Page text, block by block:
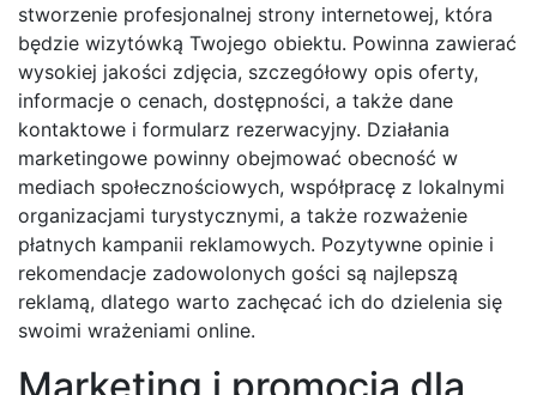
stworzenie profesjonalnej strony internetowej, która
będzie wizytówką Twojego obiektu. Powinna zawierać
wysokiej jakości zdjęcia, szczegółowy opis oferty,
informacje o cenach, dostępności, a także dane
kontaktowe i formularz rezerwacyjny. Działania
marketingowe powinny obejmować obecność w
mediach społecznościowych, współpracę z lokalnymi
organizacjami turystycznymi, a także rozważenie
płatnych kampanii reklamowych. Pozytywne opinie i
rekomendacje zadowolonych gości są najlepszą
reklamą, dlatego warto zachęcać ich do dzielenia się
swoimi wrażeniami online.
Marketing i promocja dla